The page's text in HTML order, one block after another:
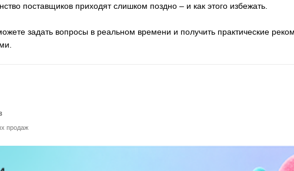
поставщиков приходят слишком поздно – и как этого избежать.
задать вопросы в реальном времени и получить практические
продаж